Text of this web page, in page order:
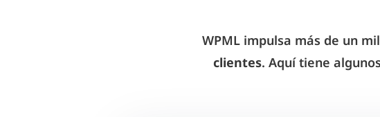
WPML impulsa más de un
clientes. Aquí tiene